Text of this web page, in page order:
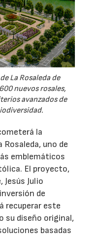
La Rosaleda de
nuevos rosales,
avanzados de
la
uno de
emblemáticos
El proyecto,
Jesús Julio
de
recuperar este
su diseño original,
basadas